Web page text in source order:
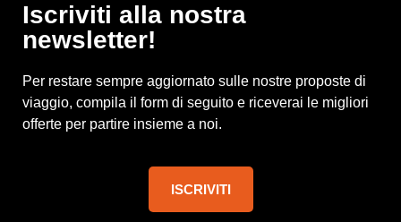
Iscriviti alla nostra
newsletter!
Per restare sempre aggiornato sulle nostre proposte di
viaggio, compila il form di seguito e riceverai le migliori
offerte per partire insieme a noi.
ISCRIVITI